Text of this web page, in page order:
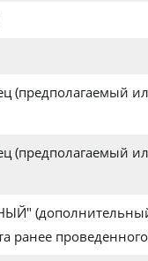
(предполагаемый
(предполагаемый
ранее